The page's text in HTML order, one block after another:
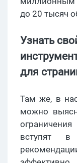
до 20 тысяч
Узнать
для
Там же, в
можно
вступят